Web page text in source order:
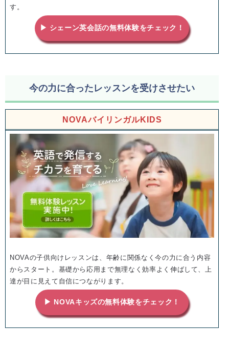
す。
▶ シェーン英会話の無料体験をチェック！
今の力に合ったレッスンを受けさせたい
NOVAバイリンガルKIDS
NOVAの子供向けレッスンは、年齢に関係なく今の力に合う内容
からスタート。基礎から応用まで無理なく効率よく伸ばして、上
達が目に見えて自信につながります。
▶ NOVAキッズの無料体験をチェック！